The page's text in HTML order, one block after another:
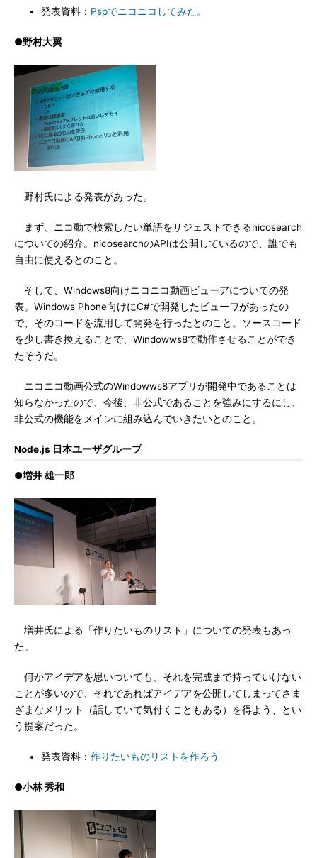
発表資料： Pspでニコニコしてみた。
●野村大翼
野村氏による発表があった。
まず、ニコ動で検索したい単語をサジェストできるnicosearch
についての紹介。nicosearchのAPIは公開しているので、誰でも
自由に使えるとのこと。
そして、Windows8向けニコニコ動画ビューアについての発
表。Windows Phone向けにC#で開発したビューワがあったの
で、そのコードを流用して開発を行ったとのこと。ソースコード
を少し書き換えることで、Windowws8で動作させることができ
たそうだ。
ニコニコ動画公式のWindowws8アプリが開発中であることは
知らなかったので、今後、非公式であることを強みにするにし、
非公式の機能をメインに組み込んでいきたいとのこと。
Node.js 日本ユーザグループ
●増井 雄一郎
増井氏による「作りたいものリスト」についての発表もあっ
た。
何かアイデアを思いついても、それを完成まで持っていけない
ことが多いので、それであればアイデアを公開してしまってさま
ざまなメリット（話していて気付くこともある）を得よう、とい
う提案だった。
発表資料： 作りたいものリストを作ろう
●小林 秀和